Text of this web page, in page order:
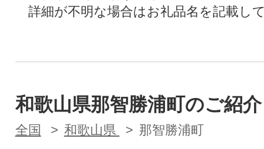
詳細が不明な場合はお礼品名を記載し
和歌山県那智勝浦町のご紹介
全国 和歌山県 那智勝浦町